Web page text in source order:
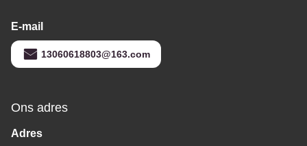
E-mail
13060618803@163.com
Ons adres
Adres